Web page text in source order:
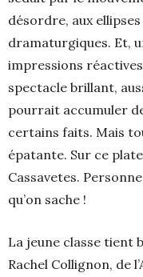
désordre, aux
dramaturgiques. Et,
impressions
spectacle brillant,
pourrait accumuler
certains faits. Mais
épatante. Sur ce
Cassavetes.
qu’on sache !
La jeune classe tient
Rachel Collignon, de